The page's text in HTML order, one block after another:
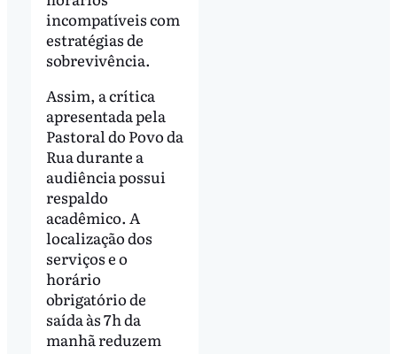
incompatíveis com
estratégias de
sobrevivência.
Assim, a crítica
apresentada pela
Pastoral do Povo da
Rua durante a
audiência possui
respaldo
acadêmico. A
localização dos
serviços e o
horário
obrigatório de
saída às 7h da
manhã reduzem